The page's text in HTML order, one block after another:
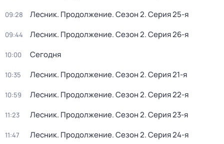
09:28 Лесник. Продолжение. Сезон 2. Серия 25-я
09:44 Лесник. Продолжение. Сезон 2. Серия 26-я
10:00 Сегодня
10:35 Лесник. Продолжение. Сезон 2. Серия 21-я
10:59 Лесник. Продолжение. Сезон 2. Серия 22-я
11:23 Лесник. Продолжение. Сезон 2. Серия 23-я
11:47 Лесник. Продолжение. Сезон 2. Серия 24-я